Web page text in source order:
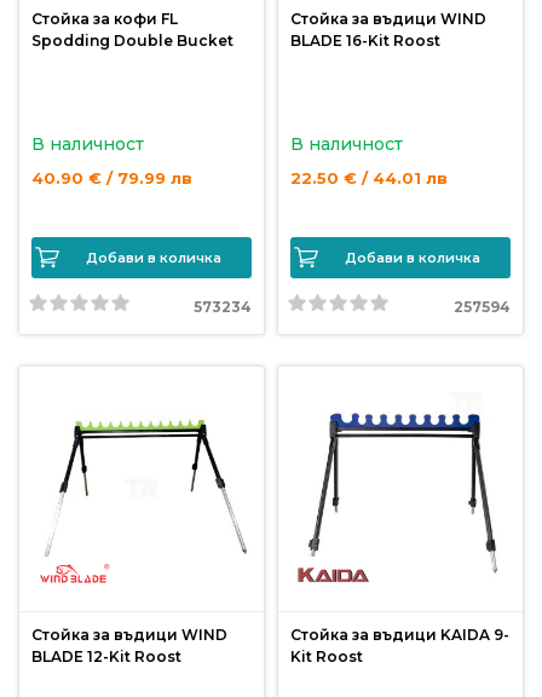
Стойка за кофи FL
Spodding Double Bucket
В наличност
40.90 € / 79.99 лв
Добави в количка
573234
Стойка за въдици WIND
BLADE 16-Kit Roost
В наличност
22.50 € / 44.01 лв
Добави в количка
257594
Стойка за въдици WIND
BLADE 12-Kit Roost
Стойка за въдици KAIDA 9-
Kit Roost